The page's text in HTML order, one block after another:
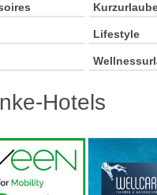
Lifestyle
Hotels